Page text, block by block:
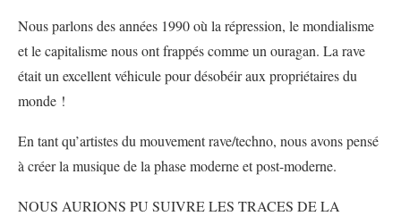
Nous parlons des années 1990 où la répression, le mondialisme
et le capitalisme nous ont frappés comme un ouragan. La rave
était un excellent véhicule pour désobéir aux propriétaires du
monde !
En tant qu’artistes du mouvement rave/techno, nous avons pensé
à créer la musique de la phase moderne et post-moderne.
NOUS AURIONS PU SUIVRE LES TRACES DE LA